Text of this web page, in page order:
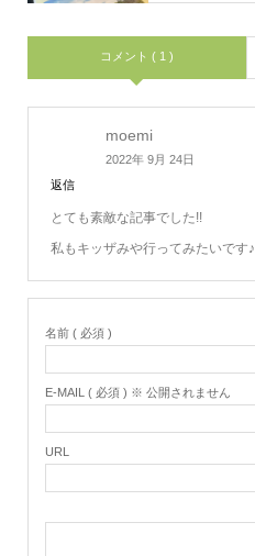
コメント ( 1 )
moemi
2022年 9月 24日
返信
とても素敵な記事でした!!
私もキッザみや行ってみたいです♪
名前 ( 必須 )
E-MAIL ( 必須 ) ※ 公開されません
URL